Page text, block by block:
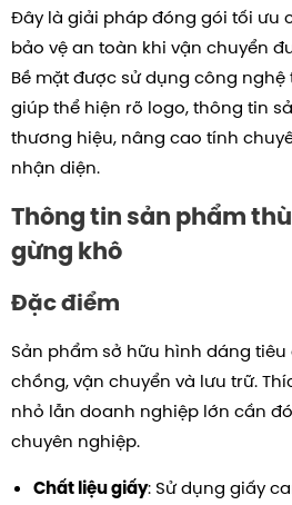
Đây là giải pháp đóng gói tối ưu
bảo vệ an toàn khi vận chuyển
Bề mặt được sử dụng công
giúp thể hiện rõ logo, thông tin
thương hiệu, nâng cao tính
nhận diện.
Thông tin sản phẩm
gừng khô
Đặc điểm
Sản phẩm sở hữu hình dáng
chồng, vận chuyển và lưu trữ.
nhỏ lẫn doanh nghiệp lớn cần
chuyên nghiệp.
Chất liệu giấy: Sử dụng giấy